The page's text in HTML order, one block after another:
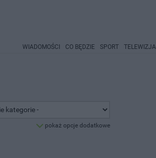
WIADOMOŚCI CO BĘDZIE SPORT TELEWIZJA
pokaż opcje dodatkowe